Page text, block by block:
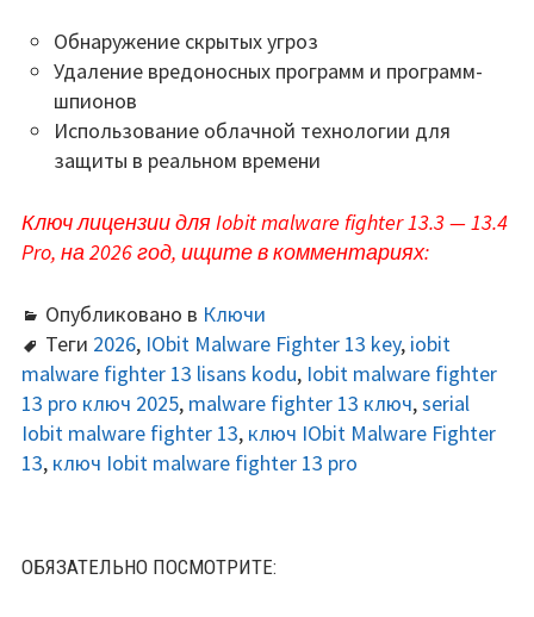
Обнаружение скрытых угроз
Удаление вредоносных программ и программ-
шпионов
Использование облачной технологии для
защиты в реальном времени
Ключ лицензии для Iobit malware fighter 13.3 — 13.4
Pro, на 2026 год, ищите в комментариях:
Опубликовано в Ключи
Теги 2026, IObit Malware Fighter 13 key, iobit
malware fighter 13 lisans kodu, Iobit malware fighter
13 pro ключ 2025, malware fighter 13 ключ,serial
Iobit malware fighter 13, ключ IObit Malware Fighter
13, ключ Iobit malware fighter 13 pro
ОБЯЗАТЕЛЬНО ПОСМОТРИТЕ: